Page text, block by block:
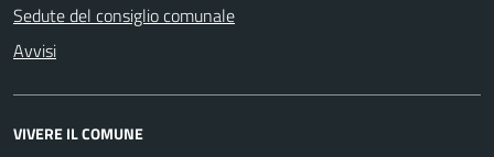
Sedute del consiglio comunale
Avvisi
VIVERE IL COMUNE